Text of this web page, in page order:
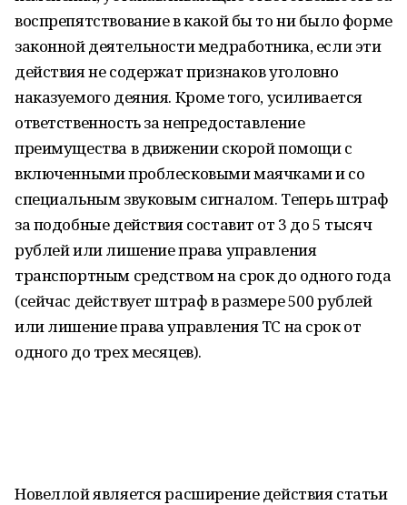
воспрепятствование в какой бы то ни было форме
законной деятельности медработника, если эти
действия не содержат признаков уголовно
наказуемого деяния. Кроме того, усиливается
ответственность за непредоставление
преимущества в движении скорой помощи с
включенными проблесковыми маячками и со
специальным звуковым сигналом. Теперь штраф
за подобные действия составит от 3 до 5 тысяч
рублей или лишение права управления
транспортным средством на срок до одного года
(сейчас действует штраф в размере 500 рублей
или лишение права управления ТС на срок от
одного до трех месяцев).
Новеллой является расширение действия статьи